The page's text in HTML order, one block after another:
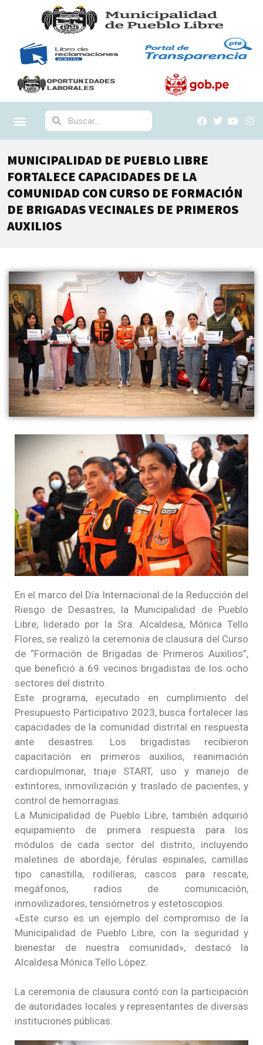
MUNICIPALIDAD DE PUEBLO LIBRE
FORTALECE CAPACIDADES DE LA
COMUNIDAD CON CURSO DE FORMACIÓN
DE BRIGADAS VECINALES DE PRIMEROS
AUXILIOS
En el marco del Día Internacional de la Reducción del
Riesgo de Desastres, la Municipalidad de Pueblo
Libre, liderado por la Sra. Alcaldesa, Mónica Tello
Flores, se realizó la ceremonia de clausura del Curso
de “Formación de Brigadas de Primeros Auxilios”,
que benefició a 69 vecinos brigadistas de los ocho
sectores del distrito.
Este programa, ejecutado en cumplimiento del
Presupuesto Participativo 2023, busca fortalecer las
capacidades de la comunidad distrital en respuesta
ante desastres. Los brigadistas recibieron
capacitación en primeros auxilios, reanimación
cardiopulmonar, triaje START, uso y manejo de
extintores, inmovilización y traslado de pacientes, y
control de hemorragias.
La Municipalidad de Pueblo Libre, también adquirió
equipamiento de primera respuesta para los
módulos de cada sector del distrito, incluyendo
maletines de abordaje, férulas espinales, camillas
tipo canastilla, rodilleras, cascos para rescate,
megáfonos, radios de comunicación,
inmovilizadores, tensiómetros y estetoscopios.
«Este curso es un ejemplo del compromiso de la
Municipalidad de Pueblo Libre, con la seguridad y
bienestar de nuestra comunidad», destacó la
Alcaldesa Mónica Tello López.
La ceremonia de clausura contó con la participación
de autoridades locales y representantes de diversas
instituciones públicas.